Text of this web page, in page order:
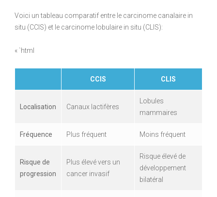
Voici un tableau comparatif entre le carcinome canalaire in
situ (CCIS) et le carcinome lobulaire in situ (CLIS):
« `html
CCIS CLIS
Localisation Canaux lactifères
Lobules
mammaires
Fréquence Plus fréquent Moins fréquent
Risque de
progression
Plus élevé vers un
cancer invasif
Risque élevé de
développement
bilatéral